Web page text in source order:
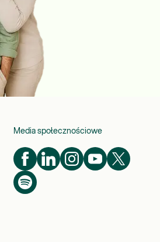
Media społecznościowe